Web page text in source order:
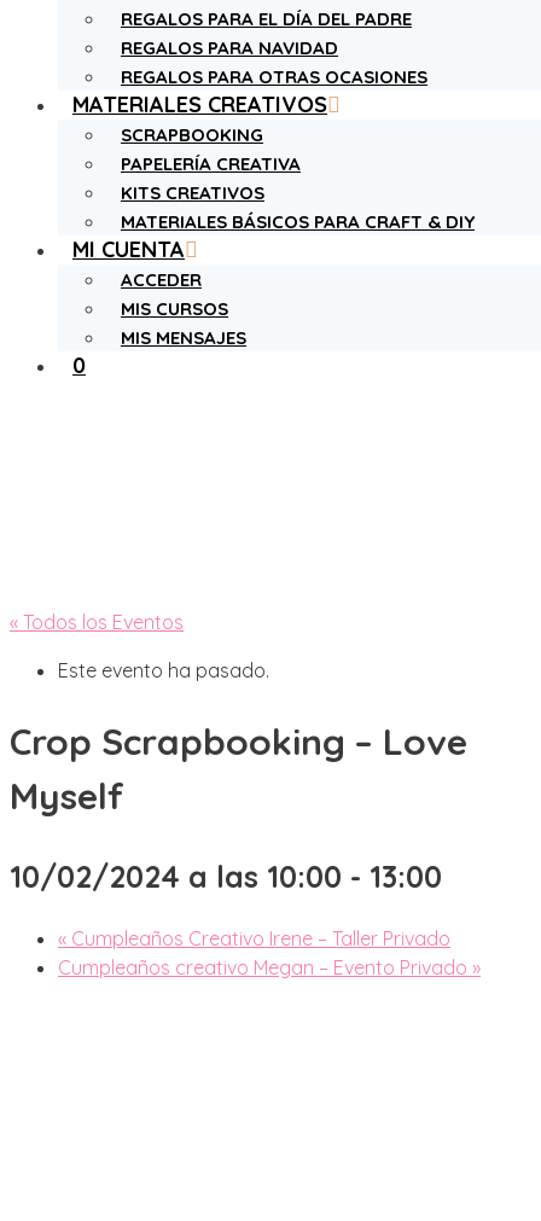
REGALOS PARA EL DÍA DEL PADRE
REGALOS PARA NAVIDAD
REGALOS PARA OTRAS OCASIONES
MATERIALES CREATIVOS
SCRAPBOOKING
PAPELERÍA CREATIVA
KITS CREATIVOS
MATERIALES BÁSICOS PARA CRAFT & DIY
MI CUENTA
ACCEDER
MIS CURSOS
MIS MENSAJES
0
« Todos los Eventos
Este evento ha pasado.
Crop Scrapbooking – Love
Myself
10/02/2024 a las 10:00 - 13:00
« Cumpleaños Creativo Irene – Taller Privado
Cumpleaños creativo Megan – Evento Privado »